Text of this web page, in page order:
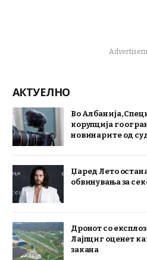
АКТУЕЛНО
Во Албанија,
корупција го
новинарите од
Џаред Лето
обвинувања за
Дронот со
Лајпциг оценет
закана